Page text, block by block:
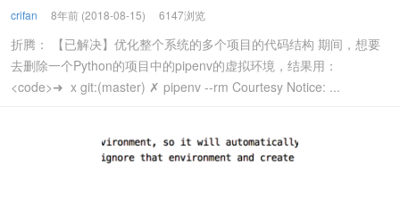
crifan 8年前 (2018-08-15) 6147浏览
折腾： 【已解决】优化整个系统的多个项目的代码结构 期间，想要
去删除一个Python的项目中的pipenv的虚拟环境，结果用：
<code>➜ x git:(master) ✗ pipenv --rm Courtesy Notice: ...